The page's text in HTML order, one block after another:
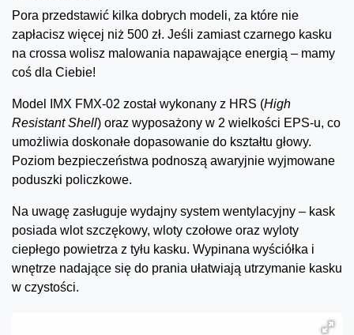
Pora przedstawić kilka dobrych modeli, za które nie
zapłacisz więcej niż 500 zł. Jeśli zamiast czarnego kasku
na crossa wolisz malowania napawające energią – mamy
coś dla Ciebie!
Model IMX FMX-02 został wykonany z HRS (High
Resistant Shell) oraz wyposażony w 2 wielkości EPS-u, co
umożliwia doskonałe dopasowanie do kształtu głowy.
Poziom bezpieczeństwa podnoszą awaryjnie wyjmowane
poduszki policzkowe.
Na uwagę zasługuje wydajny system wentylacyjny – kask
posiada wlot szczękowy, wloty czołowe oraz wyloty
ciepłego powietrza z tyłu kasku. Wypinana wyściółka i
wnętrze nadające się do prania ułatwiają utrzymanie kasku
w czystości.